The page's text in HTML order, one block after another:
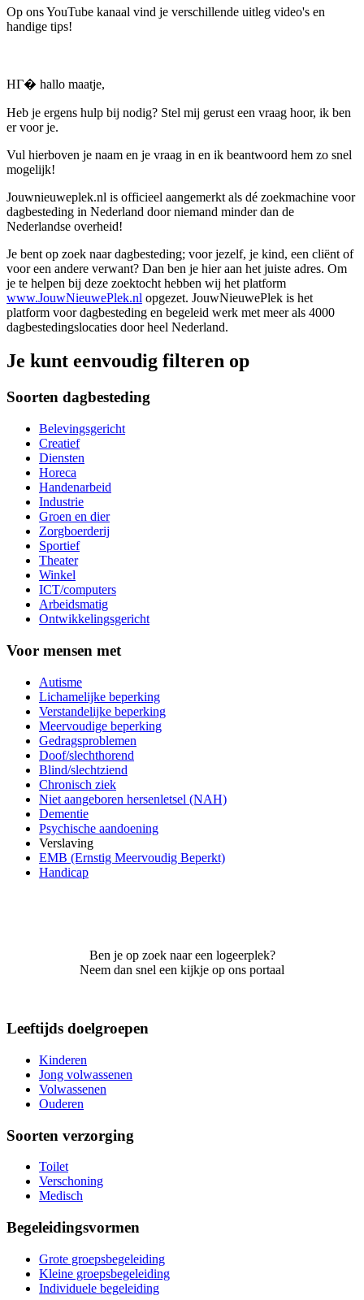
Op ons YouTube kanaal vind je verschillende uitleg video's en
handige tips!
HГ� hallo maatje,
Heb je ergens hulp bij nodig? Stel mij gerust een vraag hoor, ik ben
er voor je.
Vul hierboven je naam en je vraag in en ik beantwoord hem zo snel
mogelijk!
Jouwnieuweplek.nl is officieel aangemerkt als dé zoekmachine voor
dagbesteding in Nederland door niemand minder dan de
Nederlandse overheid!
Je bent op zoek naar dagbesteding; voor jezelf, je kind, een cliënt of
voor een andere verwant? Dan ben je hier aan het juiste adres. Om
je te helpen bij deze zoektocht hebben wij het platform
www.JouwNieuwePlek.nl opgezet. JouwNieuwePlek is het
platform voor dagbesteding en begeleid werk met meer als 4000
dagbestedingslocaties door heel Nederland.
Je kunt eenvoudig filteren op
Soorten dagbesteding
Belevingsgericht
Creatief
Diensten
Horeca
Handenarbeid
Industrie
Groen en dier
Zorgboerderij
Sportief
Theater
Winkel
ICT/computers
Arbeidsmatig
Ontwikkelingsgericht
Voor mensen met
Autisme
Lichamelijke beperking
Verstandelijke beperking
Meervoudige beperking
Gedragsproblemen
Doof/slechthorend
Blind/slechtziend
Chronisch ziek
Niet aangeboren hersenletsel (NAH)
Dementie
Psychische aandoening
Verslaving
EMB (Ernstig Meervoudig Beperkt)
Handicap
Ben je op zoek naar een logeerplek?
Neem dan snel een kijkje op ons portaal
Leeftijds doelgroepen
Kinderen
Jong volwassenen
Volwassenen
Ouderen
Soorten verzorging
Toilet
Verschoning
Medisch
Begeleidingsvormen
Grote groepsbegeleiding
Kleine groepsbegeleiding
Individuele begeleiding